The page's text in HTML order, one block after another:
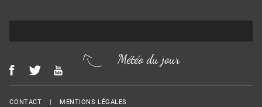
Météo du jour
Menu Footer
CONTACT MENTIONS LÉGALES